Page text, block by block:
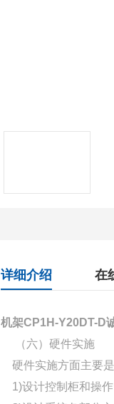
详细介绍 在
机架CP1H-Y20DT-D
（六）硬件实施
硬件实施方面主要
1)设计控制柜和操